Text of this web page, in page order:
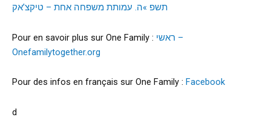
תשפ »ה. עמותת משפחה אחת – טיקצ’אק
Pour en savoir plus sur One Family : ראשי –
Onefamilytogether.org
Pour des infos en français sur One Family : Facebook
d